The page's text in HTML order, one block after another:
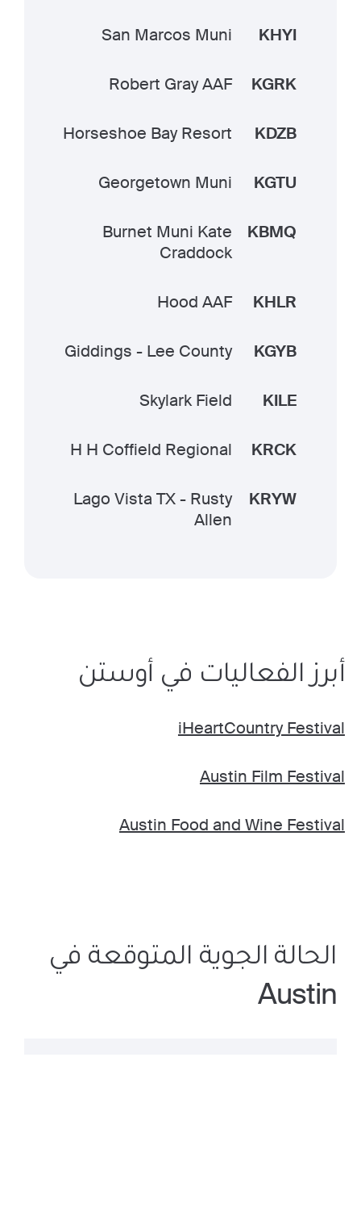
KHYI
San Marcos Muni
KGRK
Robert Gray AAF
KDZB
Horseshoe Bay Resort
KGTU
Georgetown Muni
KBMQ
Burnet Muni Kate
Craddock
KHLR
Hood AAF
KGYB
Giddings - Lee County
KILE
Skylark Field
KRCK
H H Coffield Regional
KRYW
Lago Vista TX - Rusty
Allen
أبرز الفعاليات في أوستن
iHeartCountry Festival
Austin Film Festival
Austin Food and Wine Festival
الحالة الجوية المتوقعة في
Austin